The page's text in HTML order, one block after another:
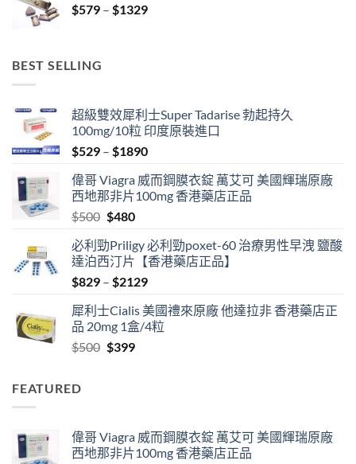
through
$579 – $1329Price
BEST SELLING
超級雙效犀利士Super Tadarise 勃起持久
100mg/10粒 印度原裝進口
$529 – $1890Price
$529
through
偉哥 Viagra 威而鋼膜衣錠 萬艾可 美國輝瑞原廠
西地那非片100mg 香港藥店正品
$500 Original
was:
$500.
$480Current
is:
$480.
必利勁Priligy 必利勁poxet-60 治療男性早洩 鹽酸
達泊西汀片【香港藥店正品】
$829 – $2129Price
$829
through
犀利士Cialis 美國禮來原廠 他達拉非 香港藥店正
品 20mg 1盒/4粒
$500 Original
$399Current
FEATURED
偉哥 Viagra 威而鋼膜衣錠 萬艾可 美國輝瑞原廠
西地那非片100mg 香港藥店正品